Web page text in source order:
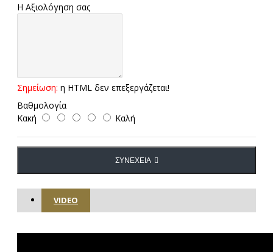
Η Αξιολόγηση σας
Σημείωση: η HTML δεν επεξεργάζεται!
Βαθμολογία
Κακή
Καλή
ΣΥΝΈΧΕΙΑ
VIDEO